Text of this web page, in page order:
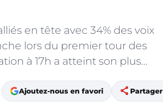
en tête avec 34% des voix
lors du premier tour des
à 17h a atteint son plus…
Ajoutez-nous en favori share Partager